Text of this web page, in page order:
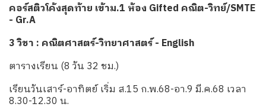
คอร์สติวโค้งสุดท้าย เข้าม.1 ห้อง Gifted คณิต-วิทย์/SMTE
- Gr.A
3 วิชา : คณิตศาสตร์-วิทยาศาสตร์ - English
ตารางเรียน (8 วัน 32 ชม.)
เรียนวันเสาร์-อาทิตย์ เริ่ม ส.15 ก.พ.68-อา.9 มี.ค.68 เวลา
8.30-12.30 น.